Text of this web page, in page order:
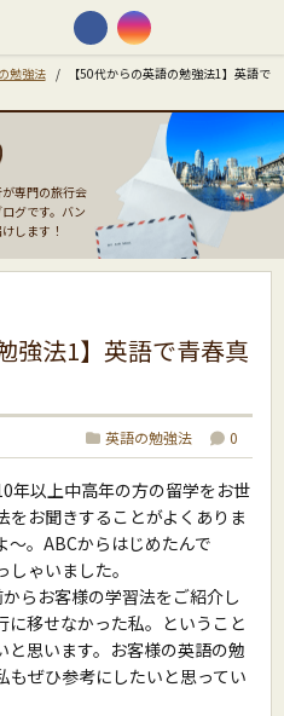
勉強法 /
【50代からの英語の勉強法1】英語で
専門の旅行会
グです。バン
します！
強法1】英語で青春真
英語の勉強法 0
年以上中高年の方の留学をお世
をお聞きすることがよくありま
。ABCからはじめたんで
ゃいました。
らお客様の学習法をご紹介し
に移せなかった私。ということ
と思います。お客様の英語の勉
もぜひ参考にしたいと思ってい